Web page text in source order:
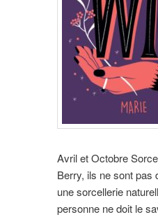
Avril et Octobre
Berry, ils ne sont pas
une sorcellerie
personne ne doit le